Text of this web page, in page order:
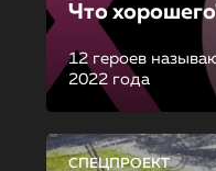
Что
12 героев
2022 года
СПЕЦПРОЕКТ